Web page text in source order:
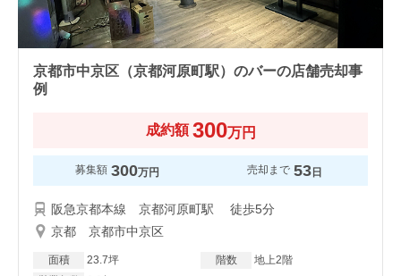
京都市中京区（京都河原町駅）のバーの店舗売却事
例
成約額 300万円
募集額 300万円 売却まで 53日
阪急京都本線 京都河原町駅 徒歩5分
京都 京都市中京区
面積 23.7坪 階数
地上2階